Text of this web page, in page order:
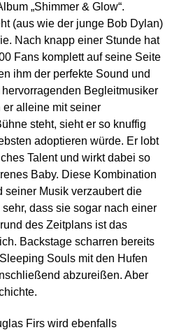
„Shimmer & Glow“.
(aus wie der junge Bob Dylan)
Nach knapp einer Stunde hat
Fans komplett auf seine Seite
ihm der perfekte Sound und
Begleitmusiker
er alleine mit seiner
steht, sieht er so knuffig
adoptieren würde. Er lobt
Talent und wirkt dabei so
Baby. Diese Kombination
seiner Musik verzaubert die
dass sie sogar nach einer
des Zeitplans ist das
Backstage scharren bereits
Souls mit den Hufen
abzureißen. Aber
Firs wird ebenfalls